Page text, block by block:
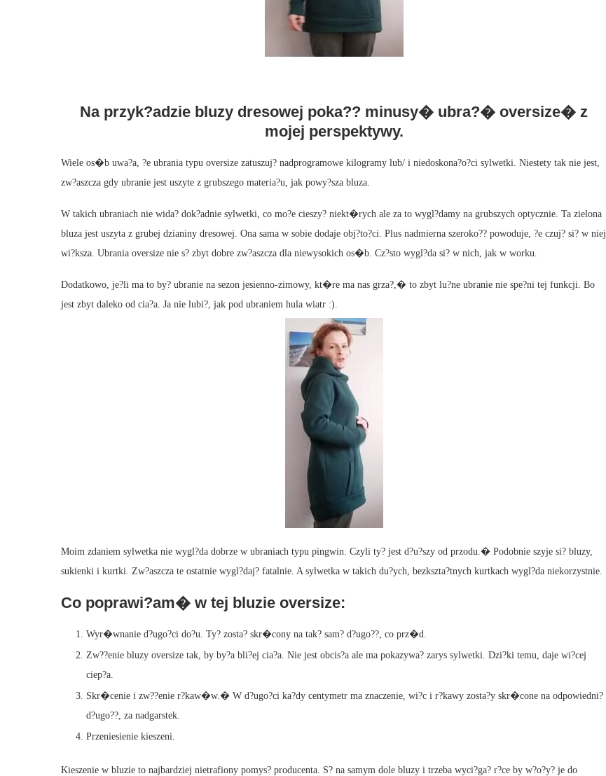
Na przyk?adzie bluzy dresowej poka?? minusy� ubra?� oversize� z
mojej perspektywy.
Wiele os�b uwa?a, ?e ubrania typu oversize zatuszuj? nadprogramowe kilogramy lub/ i niedoskona?o?ci sylwetki. Niestety tak nie jest,
zw?aszcza gdy ubranie jest uszyte z grubszego materia?u, jak powy?sza bluza.
W takich ubraniach nie wida? dok?adnie sylwetki, co mo?e cieszy? niekt�rych ale za to wygl?damy na grubszych optycznie. Ta zielona
bluza jest uszyta z grubej dzianiny dresowej. Ona sama w sobie dodaje obj?to?ci. Plus nadmierna szeroko?? powoduje, ?e czuj? si? w niej
wi?ksza. Ubrania oversize nie s? zbyt dobre zw?aszcza dla niewysokich os�b. Cz?sto wygl?da si? w nich, jak w worku.
Dodatkowo, je?li ma to by? ubranie na sezon jesienno-zimowy, kt�re ma nas grza?,� to zbyt lu?ne ubranie nie spe?ni tej funkcji. Bo
jest zbyt daleko od cia?a. Ja nie lubi?, jak pod ubraniem hula wiatr :).
Moim zdaniem sylwetka nie wygl?da dobrze w ubraniach typu pingwin. Czyli ty? jest d?u?szy od przodu.� Podobnie szyje si? bluzy,
sukienki i kurtki. Zw?aszcza te ostatnie wygl?daj? fatalnie. A sylwetka w takich du?ych, bezkszta?tnych kurtkach wygl?da niekorzystnie.
Co poprawi?am� w tej bluzie oversize:
Wyr�wnanie d?ugo?ci do?u. Ty? zosta? skr�cony na tak? sam? d?ugo??, co prz�d.
Zw??enie bluzy oversize tak, by by?a bli?ej cia?a. Nie jest obcis?a ale ma pokazywa? zarys sylwetki. Dzi?ki temu, daje wi?cej
ciep?a.
Skr�cenie i zw??enie r?kaw�w.� W d?ugo?ci ka?dy centymetr ma znaczenie, wi?c i r?kawy zosta?y skr�cone na odpowiedni?
d?ugo??, za nadgarstek.
Przeniesienie kieszeni.
Kieszenie w bluzie to najbardziej nietrafiony pomys? producenta. S? na samym dole bluzy i trzeba wyci?ga? r?ce by w?o?y? je do